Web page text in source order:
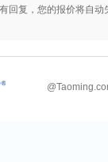
回复，您的报价将自动
@